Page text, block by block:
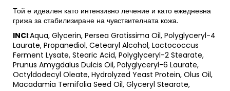
Той е идеален като интензивно лечение и като ежедневна
грижа за стабилизиране на чувствителната кожа.
INCI:Aqua, Glycerin, Persea Gratissima Oil, Polyglyceryl-4
Laurate, Propanediol, Cetearyl Alcohol, Lactococcus
Ferment Lysate, Stearic Acid, Polyglyceryl-2 Stearate,
Prunus Amygdalus Dulcis Oil, Polyglyceryl-6 Laurate,
Octyldodecyl Oleate, Hydrolyzed Yeast Protein, Olus Oil,
Macadamia Ternifolia Seed Oil, Glyceryl Stearate,